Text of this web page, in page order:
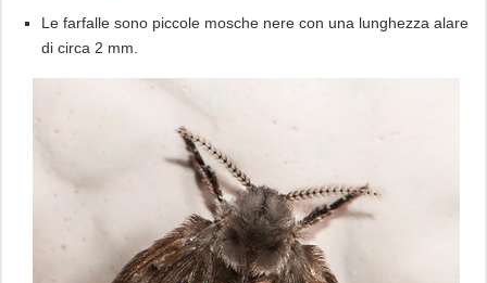
Le farfalle sono piccole mosche nere con una lunghezza alare
di circa 2 mm.